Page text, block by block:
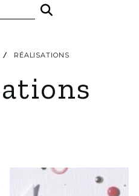
RÉALISATIONS